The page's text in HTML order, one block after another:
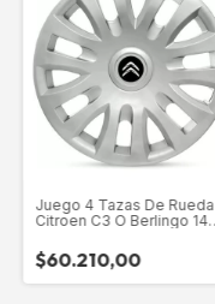
Juego 4 Tazas De Rueda
Citroen C3 O Berlingo 14
$60.210,00